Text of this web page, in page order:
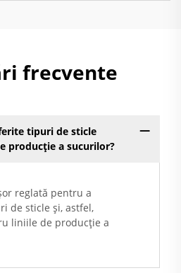
frecvente
tipuri de sticle
producție a sucurilor?
reglată pentru a
de sticle și, astfel,
liniile de producție a